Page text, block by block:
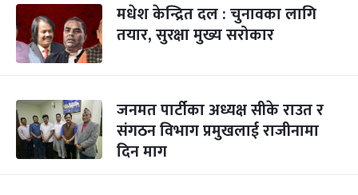
मधेश केन्द्रित दल : चुनावका लागि
तयार, सुरक्षा मुख्य सरोकार
जनमत पार्टीका अध्यक्ष सीके राउत र
संगठन विभाग प्रमुखलाई राजीनामा
दिन माग